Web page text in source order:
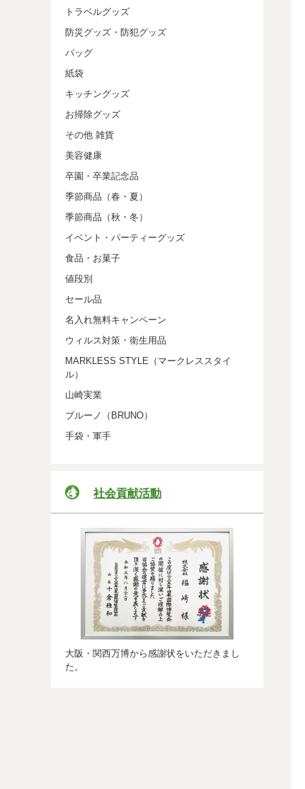
トラベルグッズ
防災グッズ・防犯グッズ
バッグ
紙袋
キッチングッズ
お掃除グッズ
その他 雑貨
美容健康
卒園・卒業記念品
季節商品（春・夏）
季節商品（秋・冬）
イベント・パーティーグッズ
食品・お菓子
値段別
セール品
名入れ無料キャンペーン
ウィルス対策・衛生用品
MARKLESS STYLE（マークレススタイ
ル）
山崎実業
ブルーノ（BRUNO）
手袋・軍手
社会貢献活動
大阪・関西万博から感謝状をいただきまし
た。